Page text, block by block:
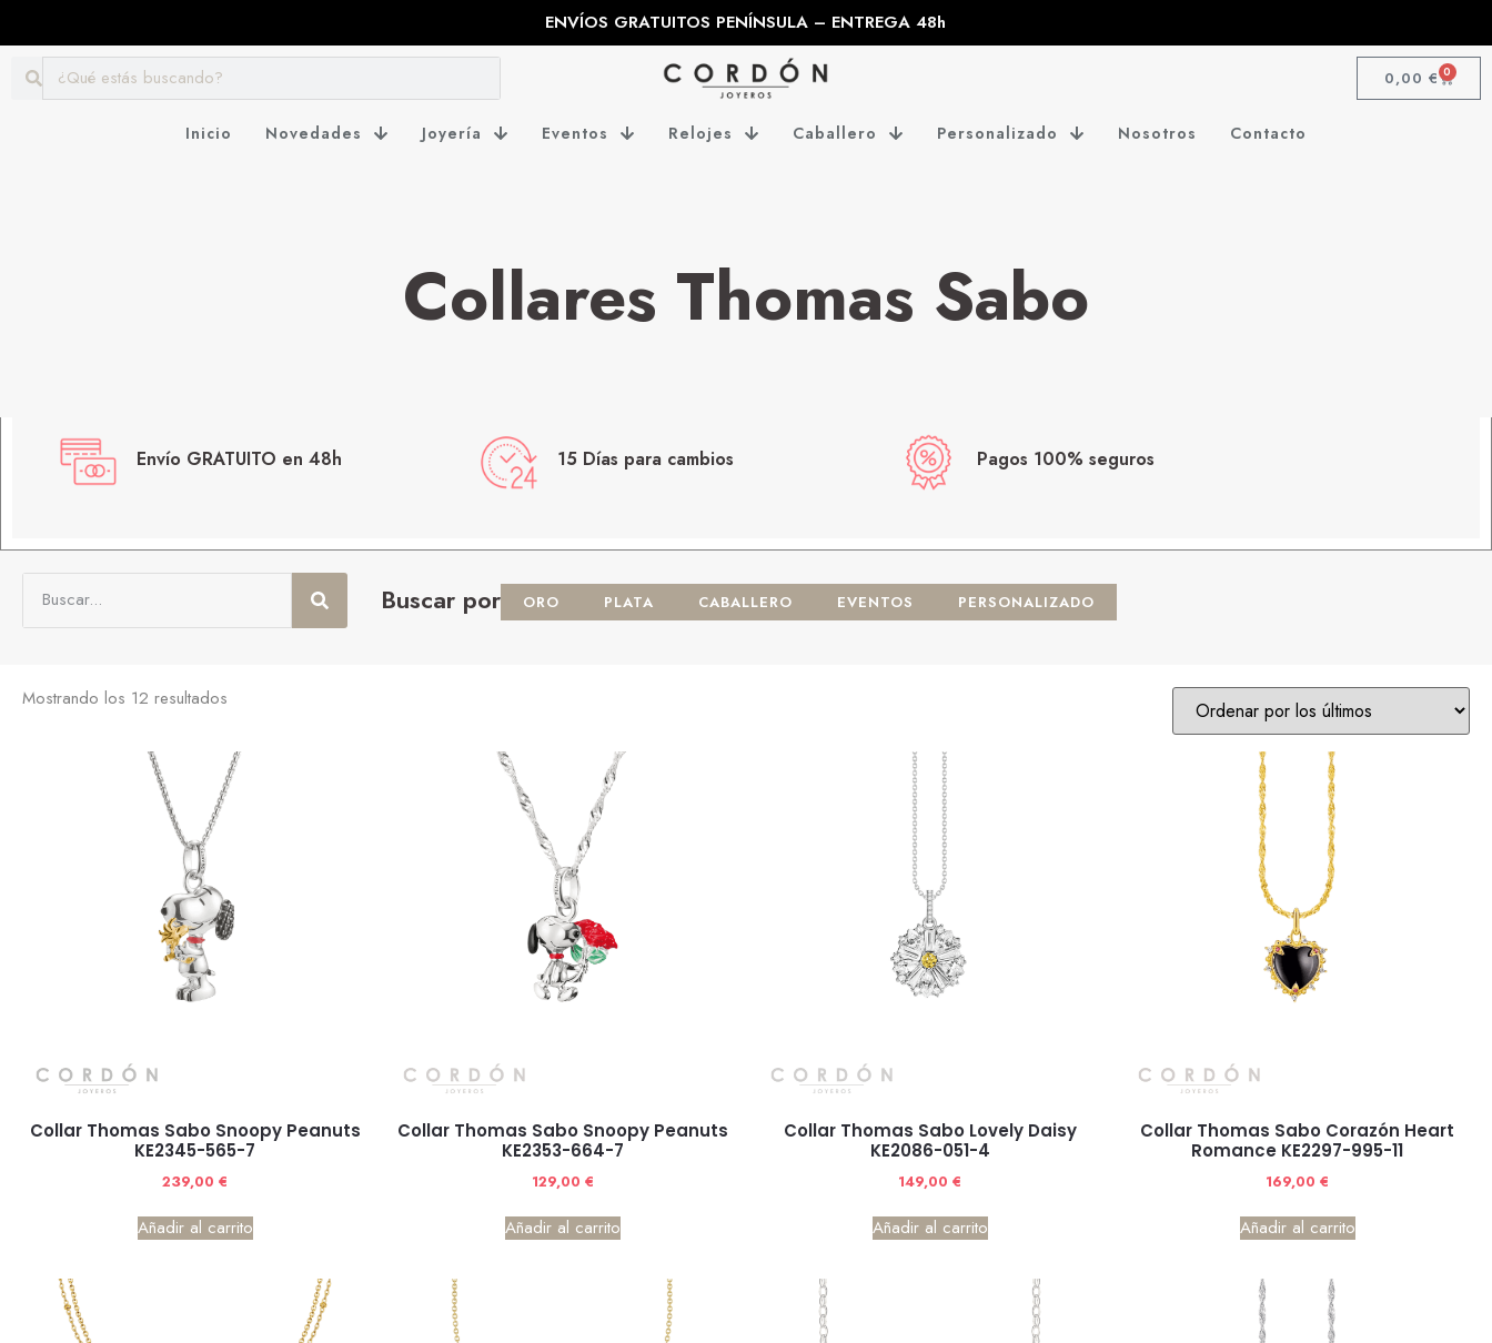
ENVÍOS GRATUITOS PENÍNSULA – ENTREGA 48h
0,00 € 0
Inicio Novedades Joyería Eventos Relojes Caballero Personalizado Nosotros Contacto
Collares Thomas Sabo
Envío GRATUITO en 48h 15 Días para cambios Pagos 100% seguros
Buscar por ORO PLATA CABALLERO EVENTOS PERSONALIZADO
Mostrando los 12 resultados
Collar Thomas Sabo Snoopy Peanuts
KE2345-565-7
239,00 €
Añadir al carrito
Collar Thomas Sabo Snoopy Peanuts
KE2353-664-7
129,00 €
Añadir al carrito
Collar Thomas Sabo Lovely Daisy
KE2086-051-4
149,00 €
Añadir al carrito
Collar Thomas Sabo Corazón Heart
Romance KE2297-995-11
169,00 €
Añadir al carrito